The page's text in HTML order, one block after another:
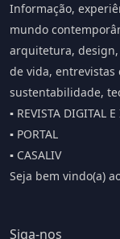
Informação,
mundo
arquitetura,
de vida, entrevistas
sustentabilidade,
▪️ REVISTA DIGITAL
▪️ PORTAL
▪️ CASALIV
Seja bem vindo(a)
Siga-nos